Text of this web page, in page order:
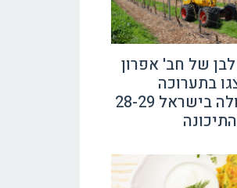
של חב' אפרון
בתערוכה
החקלאית הגדולה בישראל 28-29